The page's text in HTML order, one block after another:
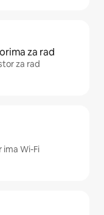
za rad
za rad
ima Wi-Fi